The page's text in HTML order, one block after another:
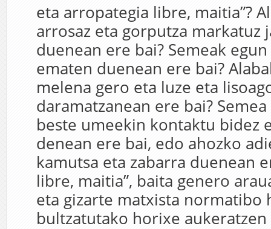
eta arropategia libre, maitia”?
arrosaz eta gorputza markatuz
duenean ere bai? Semeak
ematen duenean ere bai?
melena gero eta luze eta
daramatzanean ere bai?
beste umeekin kontaktu bidez
denean ere bai, edo ahozko
kamutsa eta zabarra duenean
libre, maitia”, baita genero
eta gizarte matxista normatibo
bultzatutako horixe aukeratzen